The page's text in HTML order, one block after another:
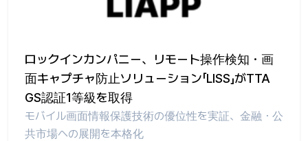
ロックインカンパニー、リモート操作検知・画
面キャプチャ防止ソリューション「LISS」がTTA
GS認証1等級を取得
モバイル画面情報保護技術の優位性を実証、金融・公
共市場への展開を本格化